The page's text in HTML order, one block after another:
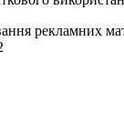
рекламних